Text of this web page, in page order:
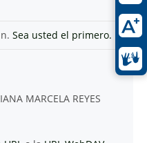
Sea usted el primero.
MARCELA REYES